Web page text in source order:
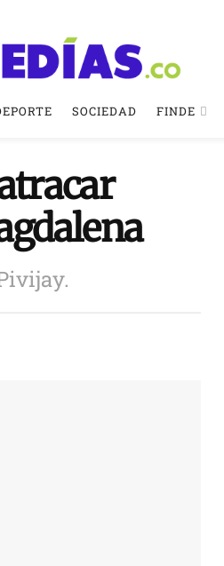
SOCIEDAD FINDE